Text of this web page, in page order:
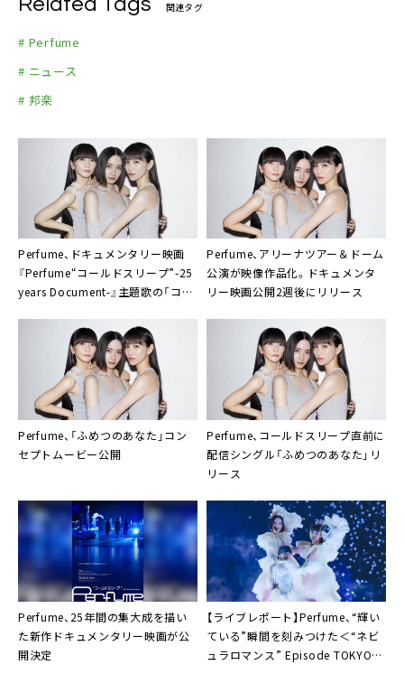
関連タグ
# Perfume
# ニュース
# 邦楽
Perfume、ドキュメンタリー映画
『Perfume“コールドスリープ”-25
years Document-』主題歌の「コー
ティザー公開
Perfume、アリーナツアー＆ドーム
公演が映像作品化。ドキュメンタ
リー映画公開2週後にリリース
Perfume、「ふめつのあなた」コン
セプトムービー公開
Perfume、コールドスリープ直前に
配信シングル「ふめつのあなた」リ
リース
Perfume、25年間の集大成を描い
た新作ドキュメンタリー映画が公
開決定
【ライブレポート】Perfume、“輝い
ている”瞬間を刻みつけた＜“ネビ
ュラロマンス” Episode TOKYO